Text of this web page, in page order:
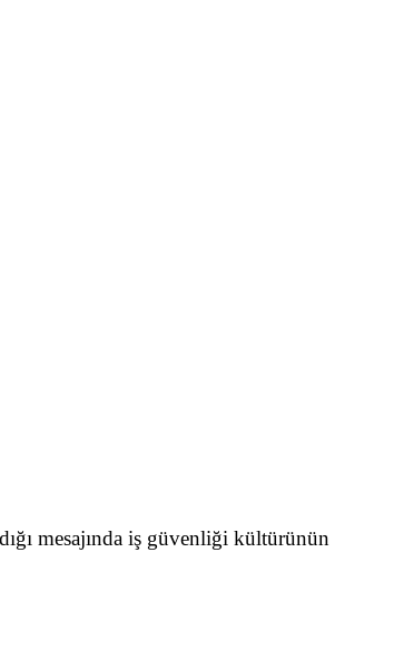
mesajında iş güvenliği kültürünün